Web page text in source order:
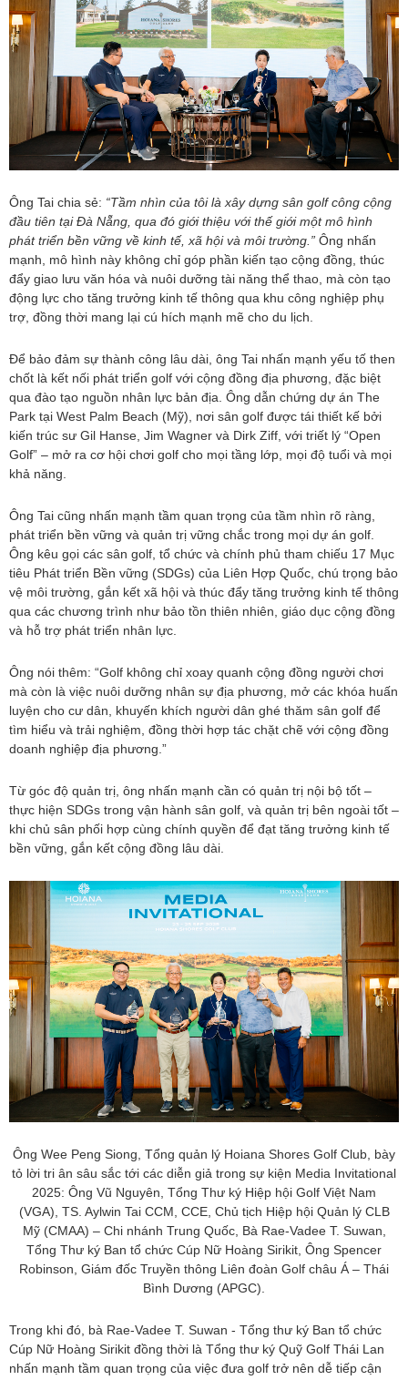
Ông Tai chia sẻ: “Tầm nhìn của tôi là xây dựng sân golf công cộng
đầu tiên tại Đà Nẵng, qua đó giới thiệu với thế giới một mô hình
phát triển bền vững về kinh tế, xã hội và môi trường.” Ông nhấn
mạnh, mô hình này không chỉ góp phần kiến tạo cộng đồng, thúc
đẩy giao lưu văn hóa và nuôi dưỡng tài năng thể thao, mà còn tạo
động lực cho tăng trưởng kinh tế thông qua khu công nghiệp phụ
trợ, đồng thời mang lại cú hích mạnh mẽ cho du lịch.
Để bảo đảm sự thành công lâu dài, ông Tai nhấn mạnh yếu tố then
chốt là kết nối phát triển golf với cộng đồng địa phương, đặc biệt
qua đào tạo nguồn nhân lực bản địa. Ông dẫn chứng dự án The
Park tại West Palm Beach (Mỹ), nơi sân golf được tái thiết kế bởi
kiến trúc sư Gil Hanse, Jim Wagner và Dirk Ziff, với triết lý “Open
Golf” – mở ra cơ hội chơi golf cho mọi tầng lớp, mọi độ tuổi và mọi
khả năng.
Ông Tai cũng nhấn mạnh tầm quan trọng của tầm nhìn rõ ràng,
phát triển bền vững và quản trị vững chắc trong mọi dự án golf.
Ông kêu gọi các sân golf, tổ chức và chính phủ tham chiếu 17 Mục
tiêu Phát triển Bền vững (SDGs) của Liên Hợp Quốc, chú trọng bảo
vệ môi trường, gắn kết xã hội và thúc đẩy tăng trưởng kinh tế thông
qua các chương trình như bảo tồn thiên nhiên, giáo dục cộng đồng
và hỗ trợ phát triển nhân lực.
Ông nói thêm: “Golf không chỉ xoay quanh cộng đồng người chơi
mà còn là việc nuôi dưỡng nhân sự địa phương, mở các khóa huấn
luyện cho cư dân, khuyến khích người dân ghé thăm sân golf để
tìm hiểu và trải nghiệm, đồng thời hợp tác chặt chẽ với cộng đồng
doanh nghiệp địa phương.”
Từ góc độ quản trị, ông nhấn mạnh cần có quản trị nội bộ tốt –
thực hiện SDGs trong vận hành sân golf, và quản trị bên ngoài tốt –
khi chủ sân phối hợp cùng chính quyền để đạt tăng trưởng kinh tế
bền vững, gắn kết cộng đồng lâu dài.
Ông Wee Peng Siong, Tổng quản lý Hoiana Shores Golf Club, bày
tỏ lời tri ân sâu sắc tới các diễn giả trong sự kiện Media Invitational
2025: Ông Vũ Nguyên, Tổng Thư ký Hiệp hội Golf Việt Nam
(VGA), TS. Aylwin Tai CCM, CCE, Chủ tịch Hiệp hội Quản lý CLB
Mỹ (CMAA) – Chi nhánh Trung Quốc, Bà Rae-Vadee T. Suwan,
Tổng Thư ký Ban tổ chức Cúp Nữ Hoàng Sirikit, Ông Spencer
Robinson, Giám đốc Truyền thông Liên đoàn Golf châu Á – Thái
Bình Dương (APGC).
Trong khi đó, bà Rae-Vadee T. Suwan - Tổng thư ký Ban tổ chức
Cúp Nữ Hoàng Sirikit đồng thời là Tổng thư ký Quỹ Golf Thái Lan
nhấn mạnh tầm quan trọng của việc đưa golf trở nên dễ tiếp cận